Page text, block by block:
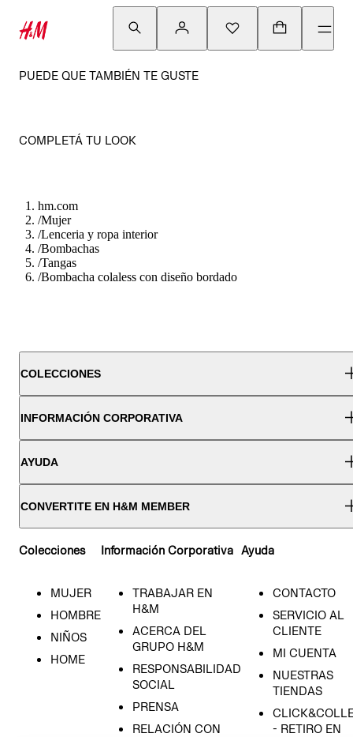
PUEDE QUE TAMBIÉN TE GUSTE
COMPLETÁ TU LOOK
hm.com
/Mujer
/Lenceria y ropa interior
/Bombachas
/Tangas
/Bombacha colaless con diseño bordado
COLECCIONES
INFORMACIÓN CORPORATIVA
AYUDA
CONVERTITE EN H&M MEMBER
Colecciones
MUJER
HOMBRE
NIÑOS
HOME
Información Corporativa
TRABAJAR EN
H&M
ACERCA DEL
GRUPO H&M
RESPONSABILIDAD
SOCIAL
PRENSA
RELACIÓN CON
Ayuda
CONTACTO
SERVICIO AL
CLIENTE
MI CUENTA
NUESTRAS
TIENDAS
- RETIRO EN